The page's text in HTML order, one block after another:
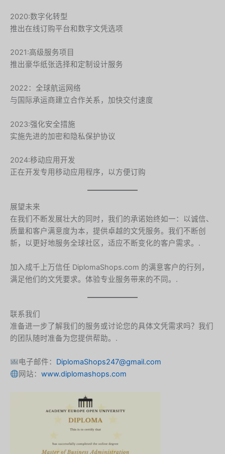
2020:数字化转型
推出在线订购平台和数字文凭选项
2021:高级服务项目
推出豪华纸张选择和定制设计服务
2022：全球航运网络
与国际承运商建立合作关系，加快交付速度
2023:强化安全措施
实施先进的加密和隐私保护协议
2024:移动应用开发
正在开发专用移动应用程序，以方便订购
展望未来
在我们不断发展壮大的同时，我们的承诺始终如一：以诚信、
质量和客户满意度为本，提供卓越的文凭服务。我们不断创
新，以更好地服务全球社区，适应不断变化的客户需求。.
加入成千上万信任 DiplomaShops.com 的满意客户的行列，
满足他们的文凭要求。体验专业服务带来的不同。.
联系我们
准备进一步了解我们的服务或讨论您的具体文凭需求吗？我们
的团队随时准备为您提供帮助。.
电子邮件： DiplomaShops247@gmail.com
网站： www.diplomashops.com
Belarusian
Czech
Estonian
Hungarian
Armenian
Macedonian